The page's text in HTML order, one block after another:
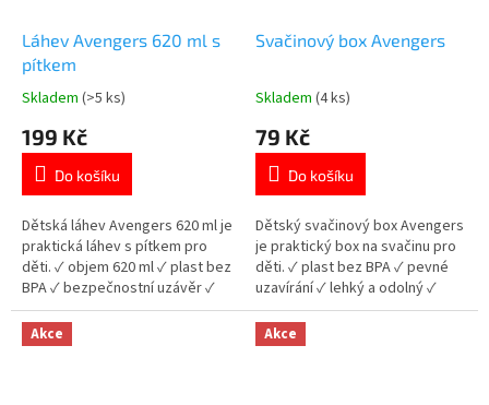
Láhev Avengers 620 ml s
pítkem
Průměrné
produktu
5,0
5
hvězdiček.
Skladem (>5 ks)
199 Kč
Do košíku
Dětská láhev Avengers 620 ml je
praktická láhev s pítkem pro
děti. ✓ objem 620 ml ✓ plast bez
BPA ✓ bezpečnostní uzávěr ✓
licencovaný motiv Avengers 👉
Více produktů Avengers
Svačinový box Avengers
Průměrné
produktu
5,0
5
hvězdiček.
Skladem (4 ks)
79 Kč
Do košíku
Dětský svačinový box Avengers
je praktický box na svačinu pro
děti. ✓ plast bez BPA ✓ pevné
uzavírání ✓ lehký a odolný ✓
licencovaný motiv Avengers 👉
Více produktů s motivem
Avengers
Akce Akce